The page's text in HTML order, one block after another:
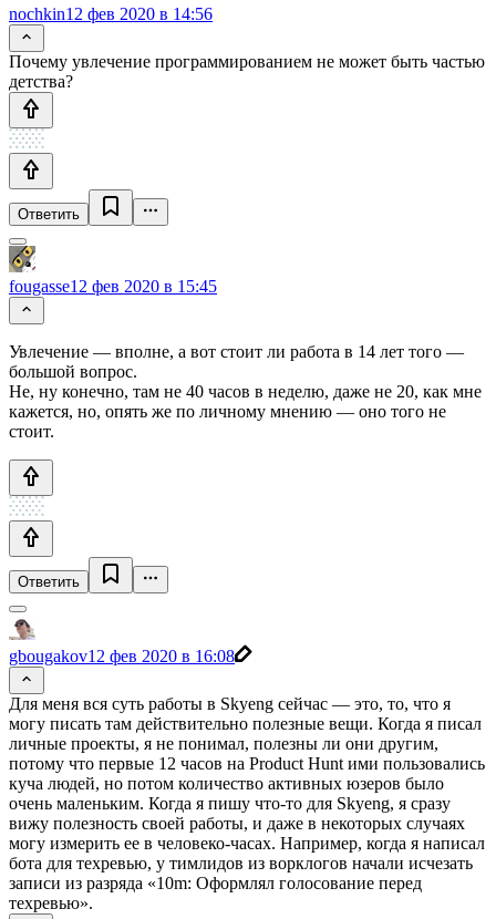
nochkin12 фев 2020 в 14:56
Почему увлечение программированием не может быть частью
детства?
Ответить
fougasse12 фев 2020 в 15:45
Увлечение — вполне, а вот стоит ли работа в 14 лет того —
большой вопрос.
Не, ну конечно, там не 40 часов в неделю, даже не 20, как мне
кажется, но, опять же по личному мнению — оно того не
стоит.
Ответить
gbougakov12 фев 2020 в 16:08
Для меня вся суть работы в Skyeng сейчас — это, то, что я
могу писать там действительно полезные вещи. Когда я писал
личные проекты, я не понимал, полезны ли они другим,
потому что первые 12 часов на Product Hunt ими пользовались
куча людей, но потом количество активных юзеров было
очень маленьким. Когда я пишу что-то для Skyeng, я сразу
вижу полезность своей работы, и даже в некоторых случаях
могу измерить ее в человеко-часах. Например, когда я написал
бота для техревью, у тимлидов из ворклогов начали исчезать
записи из разряда «10m: Оформлял голосование перед
техревью».